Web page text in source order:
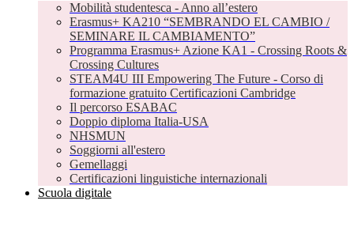
Mobilità studentesca - Anno all’estero
Erasmus+ KA210 “SEMBRANDO EL CAMBIO /
SEMINARE IL CAMBIAMENTO”
Programma Erasmus+ Azione KA1 - Crossing Roots &
Crossing Cultures
STEAM4U III Empowering The Future - Corso di
formazione gratuito Certificazioni Cambridge
Il percorso ESABAC
Doppio diploma Italia-USA
NHSMUN
Soggiorni all'estero
Gemellaggi
Certificazioni linguistiche internazionali
Scuola digitale